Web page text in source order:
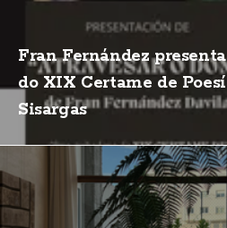
Fran Fernández
do XIX Certame de
Sisargas